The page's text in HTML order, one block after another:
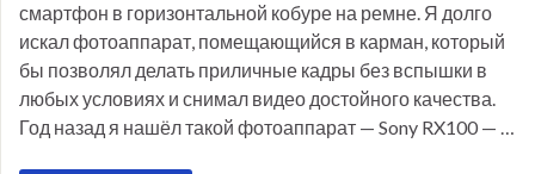
смартфон в горизонтальной кобуре на ремне. Я долго
искал фотоаппарат, помещающийся в карман, который
бы позволял делать приличные кадры без вспышки в
любых условиях и снимал видео достойного качества.
Год назад я нашёл такой фотоаппарат — Sony RX100 — …